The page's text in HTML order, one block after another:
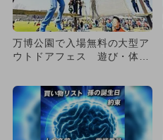
万博公園で入場無料の大型ア
ウトドアフェス 遊び・体